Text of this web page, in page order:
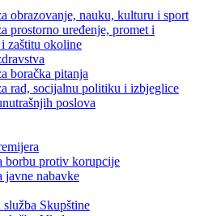
obrazovanje, nauku, kulturu i sport
prostorno uređenje, promet i
zaštitu okoline
boračka pitanja
rad, socijalnu politiku i izbjeglice
poslova
borbu protiv korupcije
javne nabavke
služba Skupštine